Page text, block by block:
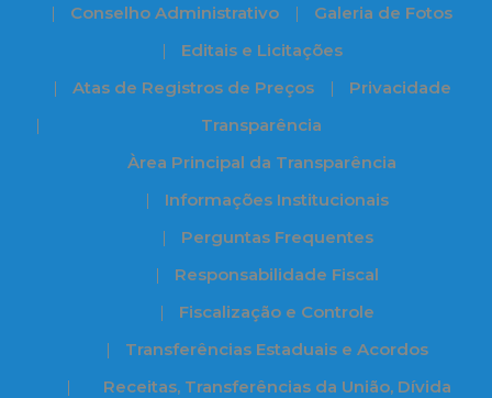
Conselho Administrativo
Galeria de Fotos
Editais e Licitações
Atas de Registros de Preços
Privacidade
Transparência
Àrea Principal da Transparência
Informações Institucionais
Perguntas Frequentes
Responsabilidade Fiscal
Fiscalização e Controle
Transferências Estaduais e Acordos
Receitas, Transferências da União, Dívida